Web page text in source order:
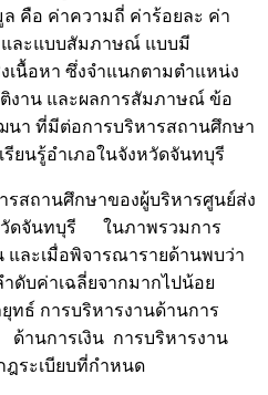
คือ ค่าความถี่ ค่าร้อยละ ค่า
และแบบสัมภาษณ์ แบบมี
เนื้อหา ซึ่งจำแนกตามตำแหน่ง
งาน และผลการสัมภาษณ์ ข้อ
นา ที่มีต่อการบริหารสถานศึกษา
รียนรู้อำเภอในจังหวัดจันทบุรี
รสถานศึกษาของผู้บริหารศูนย์ส่ง
หวัดจันทบุรี ในภาพรวมการ
ละเมื่อพิจารณารายด้านพบว่า
ดับค่าเฉลี่ยจากมากไปน้อย
ทธ์ การบริหารงานด้านการ
านการเงิน การบริหารงาน
ระเบียบที่กำหนด